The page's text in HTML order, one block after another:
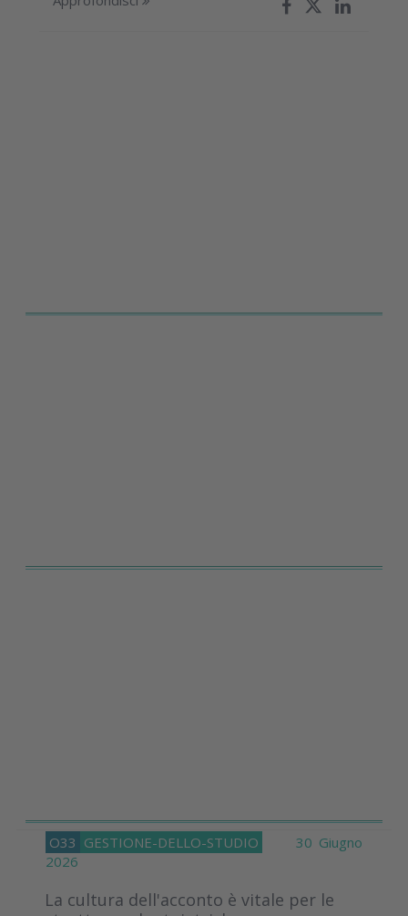
O33 GESTIONE-DELLO-STUDIO
30 Giugno
2026
La cultura dell'acconto è vitale per le